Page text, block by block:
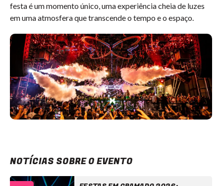
festa é um momento único, uma experiência cheia de luzes
em uma atmosfera que transcende o tempo e o espaço.
NOTÍCIAS SOBRE O EVENTO